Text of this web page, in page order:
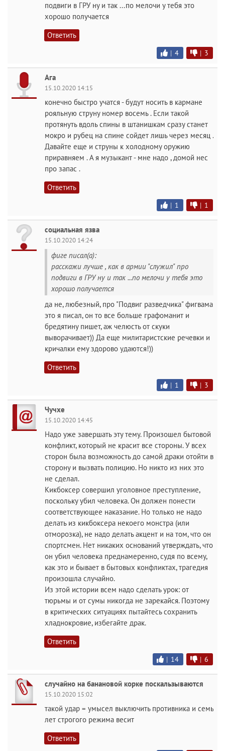
подвиги в ГРУ ну и так ...по мелочи у тебя это
хорошо получается
Ответить
| 4 | 3
Ага
15.10.2020 14:15
конечно быстро учатся - будут носить в кармане
рояльную струну номер восемь . Если такой
протянуть вдоль спины в штанишкам сразу станет
мокро и рубец на спине сойдет лишь через месяц .
Давайте еще и струны к холодному оружию
приравняем . А я музыкант - мне надо , домой нес
про запас .
Ответить
| 1 | 1
социальная язва
15.10.2020 14:24
фиге писал(а):
расскажи лучше , как в армии "служил" про
подвиги в ГРУ ну и так ...по мелочи у тебя это
хорошо получается
да не, любезный, про "Подвиг разведчика" фигвама
это я писал, он то все больше графоманит и
бредятину пишет, аж челюсть от скуки
выворачивает)) Да еще милитаристские речевки и
кричалки ему здорово удаются!))
Ответить
| 1 | 3
Чучхе
15.10.2020 14:45
Надо уже завершать эту тему. Произошел бытовой
конфликт, который не красит все стороны. У всех
сторон была возможность до самой драки отойти в
сторону и вызвать полицию. Но никто из них это
не сделал.
Кикбоксер совершил уголовное преступление,
поскольку убил человека. Он должен понести
соответствующее наказание. Но только не надо
делать из кикбоксера некоего монстра (или
отморозка), не надо делать акцент и на том, что он
спортсмен. Нет никаких оснований утверждать, что
он убил человека преднамеренно, судя по всему,
как это и бывает в бытовых конфликтах, трагедия
произошла случайно.
Из этой истории всем надо сделать урок: от
тюрьмы и от сумы никогда не зарекайся. Поэтому
в критических ситуациях пытайтесь сохранить
хладнокровие, избегайте драк.
Ответить
| 14 | 6
случайно на банановой корке поскальзываются
15.10.2020 15:02
такой удар = умысел выключить противника и семь
лет строгого режима весит
Ответить